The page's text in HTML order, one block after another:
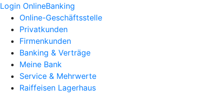
Login OnlineBanking
Online-Geschäftsstelle
Privatkunden
Firmenkunden
Banking & Verträge
Meine Bank
Service & Mehrwerte
Raiffeisen Lagerhaus